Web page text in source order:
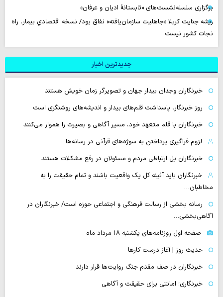
برگزاری سلسله‌نشست‌های «تابستانهٔ ادیان و عرفان»
ریشه جنایت کربلا «جاهلیت سازمان‌یافته» نفاق بود/ نسخه اقتصادیِ بیمار، راه
نجات کشور نیست
جدیدترین اخبار
خبرنگاران وجدان بیدار جهان و تصویرگر زمان خویش هستند
روز خبرنگار، پاسداشت قلم‌های بیدار و اندیشه‌های روشنگری است
خبرنگاران با قلم متعهد خود، مسیر آگاهی و بصیرت را هموار می‌کنند
لزوم فراگیری پرداختن به سوژه‌های قرآنی در رسانه‌ها
خبرنگاران پل ارتباطی مردم و مسئولان در رفع مشکلات هستند
خبرنگاران باید آئینه کل یک واقعیت باشند و تمام حقیقت را به
مخاطبان…
رسانه بخشی از رسالت فرهنگی و اجتماعی حوزه است/ خبرنگاران در
آگاهی‌بخشی…
صفحه اول روزنامه‌های یکشنبه ۱۸ مرداد ماه
حدیث روز | آغاز درست کارها
خبرنگاران در صف مقدم جنگ روایت‌ها قرار دارند
خبرنگاری؛ امانتی برای حقیقت و آگاهی